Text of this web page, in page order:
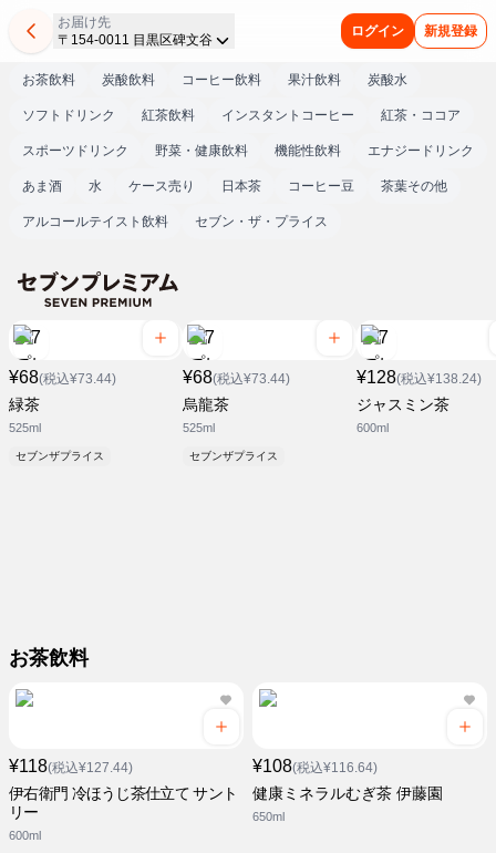
お届け先
〒154-0011 目黒区碑文谷
ログイン 新規登録
お茶飲料 炭酸飲料 コーヒー飲料 果汁飲料 炭酸水
ソフトドリンク 紅茶飲料 インスタントコーヒー 紅茶・ココア
スポーツドリンク 野菜・健康飲料 機能性飲料 エナジードリンク
あま酒 水 ケース売り 日本茶 コーヒー豆 茶葉その他
アルコールテイスト飲料 セブン・ザ・プライス
¥68(税込¥73.44)
緑茶
525ml
セブンザプライス
¥68(税込¥73.44)
烏龍茶
525ml
セブンザプライス
¥128(税込¥138.24)
ジャスミン茶
600ml
お茶飲料
¥118(税込¥127.44)
伊右衛門 冷ほうじ茶仕立て サント
リー
600ml
¥108(税込¥116.64)
健康ミネラルむぎ茶 伊藤園
650ml